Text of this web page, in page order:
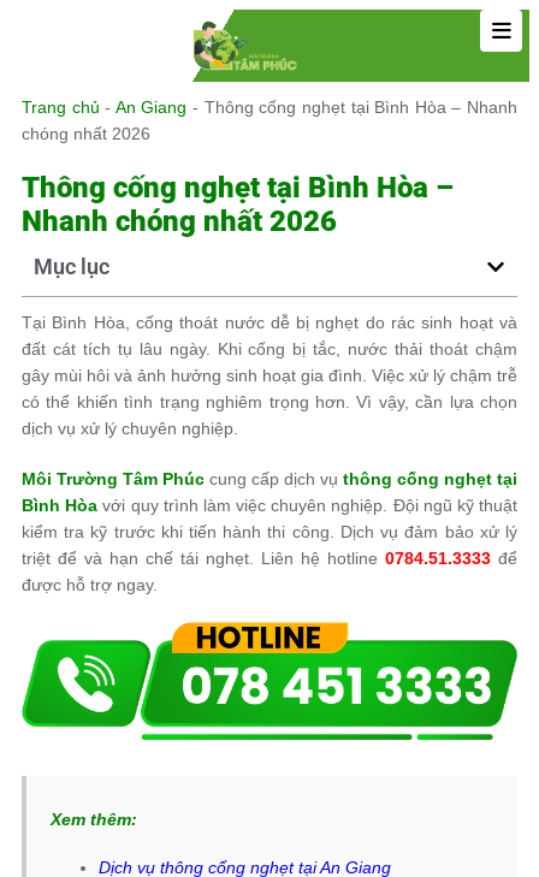
Trang chủ - An Giang - Thông cống nghẹt tại Bình Hòa – Nhanh
chóng nhất 2026
Thông cống nghẹt tại Bình Hòa –
Nhanh chóng nhất 2026
Mục lục
Tại Bình Hòa, cống thoát nước dễ bị nghẹt do rác sinh hoạt và
đất cát tích tụ lâu ngày. Khi cống bị tắc, nước thải thoát chậm
gây mùi hôi và ảnh hưởng sinh hoạt gia đình. Việc xử lý chậm trễ
có thể khiến tình trạng nghiêm trọng hơn. Vì vậy, cần lựa chọn
dịch vụ xử lý chuyên nghiệp.
Môi Trường Tâm Phúc cung cấp dịch vụ thông cống nghẹt tại
Bình Hòa với quy trình làm việc chuyên nghiệp. Đội ngũ kỹ thuật
kiểm tra kỹ trước khi tiến hành thi công. Dịch vụ đảm bảo xử lý
triệt để và hạn chế tái nghẹt. Liên hệ hotline 0784.51.3333 để
được hỗ trợ ngay.
Xem thêm:
Dịch vụ thông cống nghẹt tại An Giang